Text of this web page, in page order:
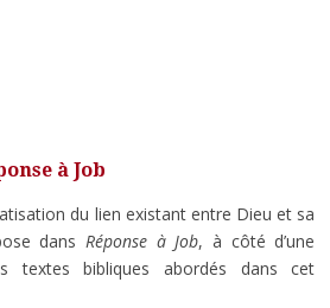
à Job
du lien existant entre Dieu et sa
dans Réponse à Job, à côté d’une
textes bibliques abordés dans cet